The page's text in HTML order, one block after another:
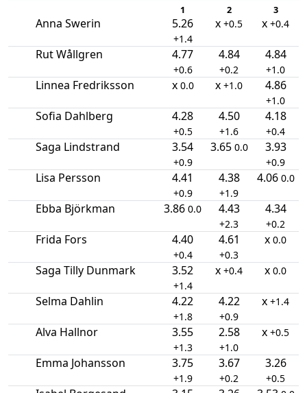
1 2 3
Anna Swerin 5.26
+1.4
x +0.5 x +0.4
Rut Wållgren 4.77
+0.6
4.84
+0.2
4.84
+1.0
Linnea Fredriksson x 0.0 x +1.0 4.86
+1.0
Sofia Dahlberg 4.28
+0.5
4.50
+1.6
4.18
+0.4
Saga Lindstrand 3.54
+0.9
3.65 0.0 3.93
+0.9
Lisa Persson 4.41
+0.9
4.38
+1.9
4.06 0.0
Ebba Björkman 3.86 0.0 4.43
+2.3
4.34
+0.2
Frida Fors 4.40
+0.4
4.61
+0.3
x 0.0
Saga Tilly Dunmark 3.52
+1.4
x +0.4 x 0.0
Selma Dahlin 4.22
+1.8
4.22
+0.9
x +1.4
Alva Hallnor 3.55
+1.3
2.58
+1.0
x +0.5
Emma Johansson 3.75
+1.9
3.67
+0.2
3.26
+0.5